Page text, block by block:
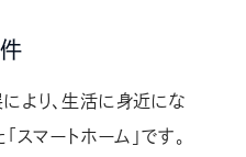
より、生活に身近にな
マートホーム」です。